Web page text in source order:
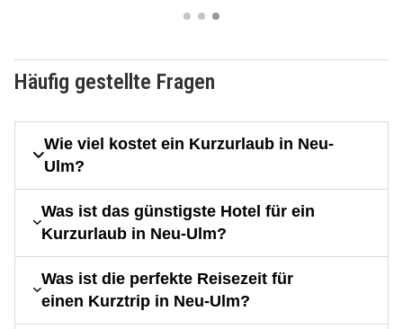
Häufig gestellte Fragen
Wie viel kostet ein Kurzurlaub in Neu-
Ulm?
Was ist das günstigste Hotel für ein
Kurzurlaub in Neu-Ulm?
Was ist die perfekte Reisezeit für
einen Kurztrip in Neu-Ulm?